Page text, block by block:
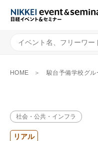
HOME 駿台予備学校グルー
社会・公共・インフラ
リアル